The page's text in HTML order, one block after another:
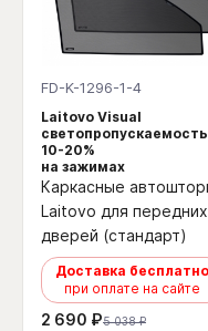
FD-K-1296-1-4
Laitovo Visual
светопропускаемость
10-20%
на зажимах
Каркасные
Laitovo для передних
дверей (стандарт)
Доставка бесплатно
при оплате на сайте
2 690 ₽5 038 ₽